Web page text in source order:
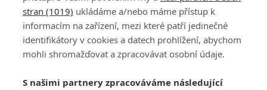
PŘIHLÁSIT
REGISTROVAT
DISKUZE
Šéfredaktorkou webu jePetr Slavík, e-mailserialy@fandimefilmu.cz
stran (1019) ukládáme a/nebo máme přístup k
informacím na zařízení, mezi které patří jedinečné
identifikátory v cookies a datech prohlížení, abychom
mohli shromažďovat a zpracovávat osobní údaje.
S našimi partnery zpracováváme následující